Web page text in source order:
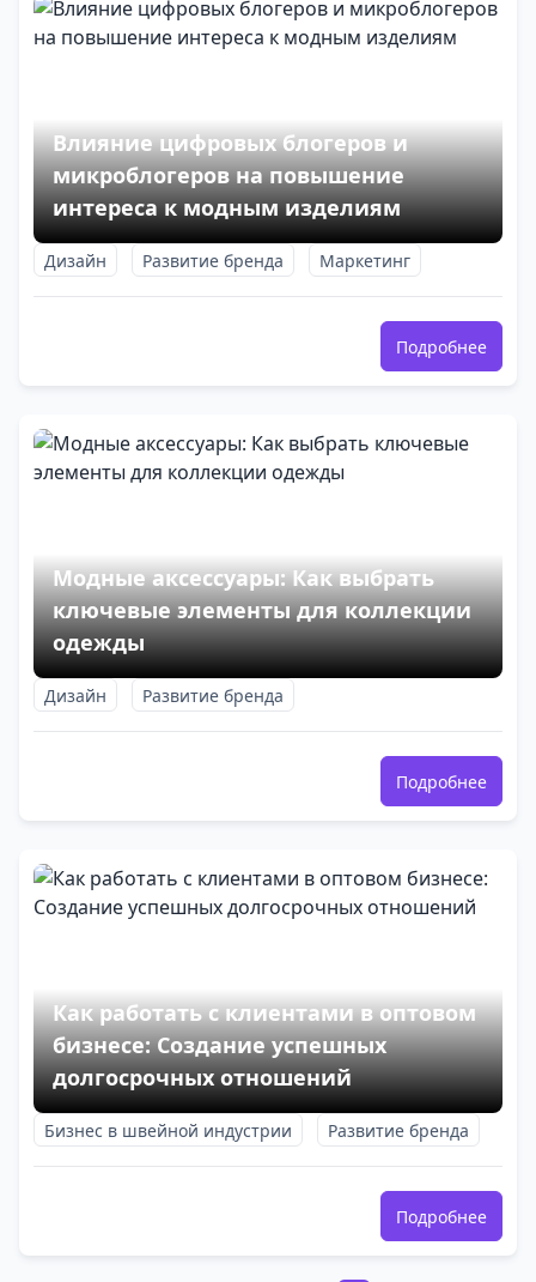
Влияние цифровых блогеров и
микроблогеров на повышение
интереса к модным изделиям
Дизайн Развитие бренда Маркетинг
Подробнее
Модные аксессуары: Как выбрать
ключевые элементы для коллекции
одежды
Дизайн Развитие бренда
Подробнее
Как работать с клиентами в оптовом
бизнесе: Создание успешных
долгосрочных отношений
Бизнес в швейной индустрии Развитие бренда
Подробнее